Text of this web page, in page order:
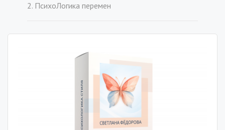
2. ПсихоЛогика перемен